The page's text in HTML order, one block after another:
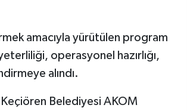
amacıyla yürütülen program
operasyonel hazırlığı,
alındı.
Keçiören Belediyesi AKOM